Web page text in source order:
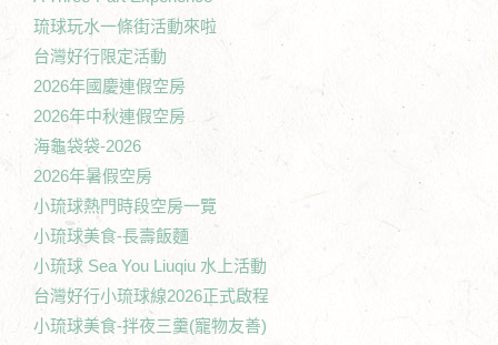
琉球玩水一條街活動來啦
台灣好行限定活動
2026年國慶連假空房
2026年中秋連假空房
海龜袋袋-2026
2026年暑假空房
小琉球熱門時段空房一覽
小琉球美食-長壽飯麵
小琉球 Sea You Liuqiu 水上活動
台灣好行小琉球線2026正式啟程
小琉球美食-拌夜三羹(寵物友善)